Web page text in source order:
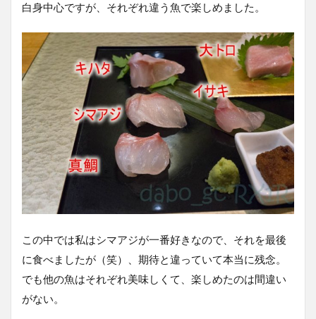
白身中心ですが、それぞれ違う魚で楽しめました。
この中では私はシマアジが一番好きなので、それを最後
に食べましたが（笑）、期待と違っていて本当に残念。
でも他の魚はそれぞれ美味しくて、楽しめたのは間違い
がない。